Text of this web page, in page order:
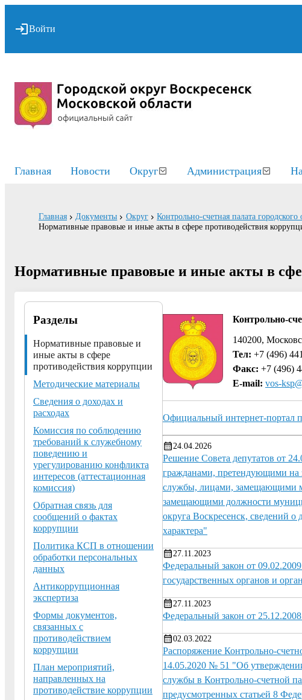
Войти
Главная Новости Округ Администрация
Главная Документы Округ Контрольно-счетная палата городского
Нормативные правовые и иные акты в сфере противодействия
Нормативные правовые и иные акты в
Разделы
Нормативные правовые и
иные акты в сфере
противодействия коррупции
Методические материалы
Сведения о доходах и
расходах
Комиссия по соблюдению
требований к служебному
поведению и
урегулированию конфликта
интересов (аттестационная
комиссия)
Обратная связь для
сообщений о фактах
коррупции
Политика КСП в отношении
обработки персональных
данных
Антикоррупционная
экспертиза
Формы документов,
связанных с
противодействием
коррупции
План мероприятий,
направленных на
противодействие коррупции
Контрольно-
140200,
Тел: +7 (496)
Факс: +7 (496)
E-mail: vos-
Официальный интернет-портал
24.04.2026
Решение Совета депутатов от
гражданами, претендующими на
службы, лицами, замещающими
замещающими должности
округа Воскресенск, сведений о
характера"
27.11.2023
Федеральный закон от
государственных органов и
27.11.2023
Федеральный закон от
02.03.2022
Распоряжение Контрольно-
14.05.2020 № 51 "Об
службы в Контрольно-счетной
предусмотренных статьей 8